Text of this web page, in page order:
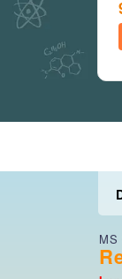
MS